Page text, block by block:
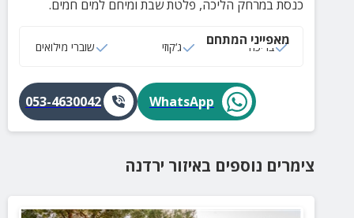
כנסת במרחק הליכה, פלטת שבת ומיחם למים חמים.
מאפייני המתחם
בריכה ג‘קוזי שוברי מילואים
WhatsApp
053-4630042
צימרים נוספים באיזור ירדנה